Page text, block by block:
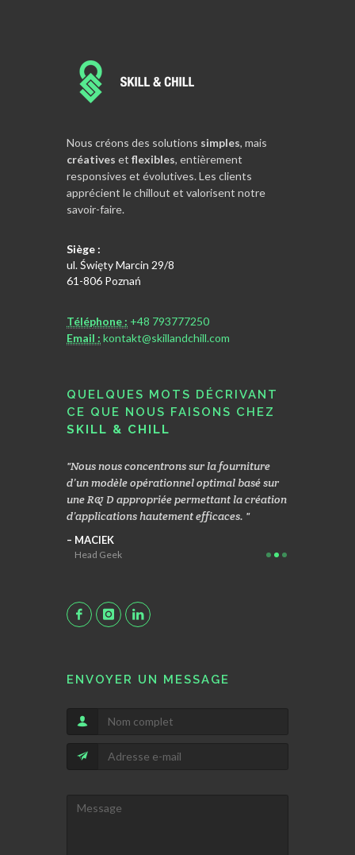
Nous créons des solutions simples, mais
créatives et flexibles, entièrement
responsives et évolutives. Les clients
apprécient le chillout et valorisent notre
savoir-faire.
Siège :
ul. Święty Marcin 29/8
61-806 Poznań
Téléphone : +48 793777250
Email : kontakt@skillandchill.com
QUELQUES MOTS DÉCRIVANT
CE QUE NOUS FAISONS CHEZ
SKILL & CHILL
Nous nous concentrons sur la fourniture
d’un modèle opérationnel optimal basé sur
une R& D appropriée permettant la création
d’applications hautement efficaces.
MACIEK
Head Geek
ENVOYER UN MESSAGE